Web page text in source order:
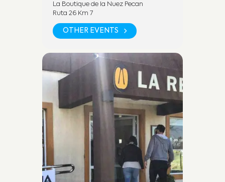
La Boutique de la Nuez Pecan
Ruta 26 Km 7
OTHER EVENTS